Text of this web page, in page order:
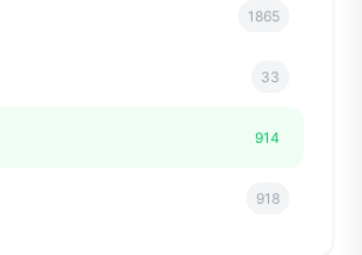
1865
33
914
918